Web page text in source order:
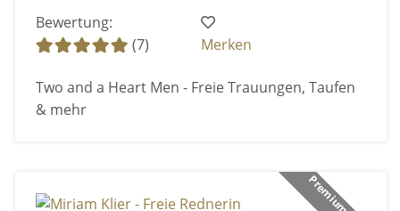
Bewertung:
(7)
Merken
Two and a Heart Men - Freie Trauungen, Taufen
& mehr